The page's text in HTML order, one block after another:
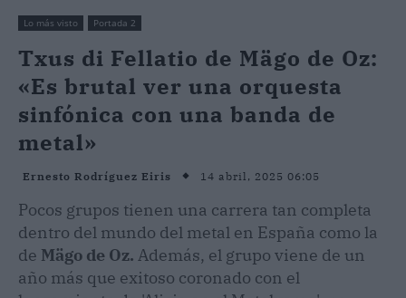
Lo más visto Portada 2
Txus di Fellatio de Mägo de Oz:
«Es brutal ver una orquesta
sinfónica con una banda de
metal»
Ernesto Rodríguez Eiris 14 abril, 2025 06:05
Pocos grupos tienen una carrera tan completa
dentro del mundo del metal en España como la
de Mägo de Oz. Además, el grupo viene de un
año más que exitoso coronado con el